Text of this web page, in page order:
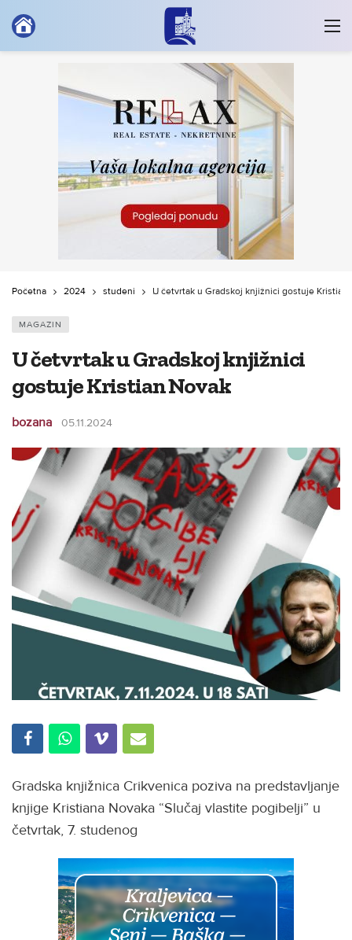
Početna 2024 studeni U četvrtak u Gradskoj knjižnici gostuje Kristian
MAGAZIN
U četvrtak u Gradskoj knjižnici
gostuje Kristian Novak
bozana 05.11.2024
Gradska knjižnica Crikvenica poziva na predstavljanje
knjige Kristiana Novaka “Slučaj vlastite pogibelji” u
četvrtak, 7. studenog